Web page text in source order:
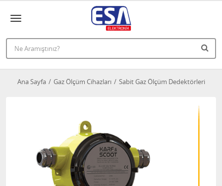
Ana Sayfa Gaz Ölçüm Cihazları Sabit Gaz Ölçüm Dedektörleri